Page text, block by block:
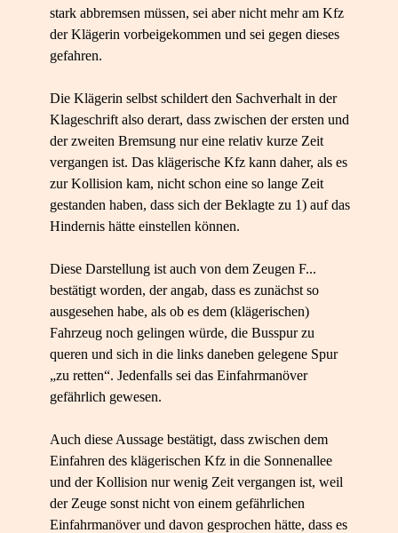
stark abbremsen müssen, sei aber nicht mehr am Kfz
der Klägerin vorbeigekommen und sei gegen dieses
gefahren.
Die Klägerin selbst schildert den Sachverhalt in der
Klageschrift also derart, dass zwischen der ersten und
der zweiten Bremsung nur eine relativ kurze Zeit
vergangen ist. Das klägerische Kfz kann daher, als es
zur Kollision kam, nicht schon eine so lange Zeit
gestanden haben, dass sich der Beklagte zu 1) auf das
Hindernis hätte einstellen können.
Diese Darstellung ist auch von dem Zeugen F...
bestätigt worden, der angab, dass es zunächst so
ausgesehen habe, als ob es dem (klägerischen)
Fahrzeug noch gelingen würde, die Busspur zu
queren und sich in die links daneben gelegene Spur
„zu retten“. Jedenfalls sei das Einfahrmanöver
gefährlich gewesen.
Auch diese Aussage bestätigt, dass zwischen dem
Einfahren des klägerischen Kfz in die Sonnenallee
und der Kollision nur wenig Zeit vergangen ist, weil
der Zeuge sonst nicht von einem gefährlichen
Einfahrmanöver und davon gesprochen hätte, dass es